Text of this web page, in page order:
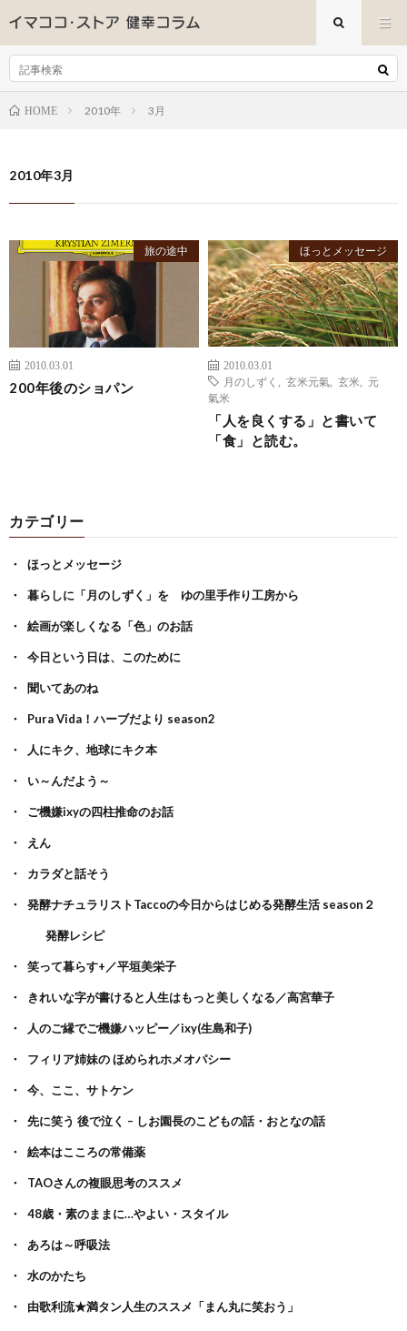
HOME 2010年 3月
2010年3月
旅の途中
2010.03.01
200年後のショパン
ほっとメッセージ
2010.03.01
月のしずく
玄米元氣 玄米
元
氣米
「人を良くする」と書いて
「食」と読む。
カテゴリー
ほっとメッセージ
暮らしに「月のしずく」を ゆの里手作り工房から
絵画が楽しくなる「色」のお話
今日という日は、このために
聞いてあのね
Pura Vida！ハーブだより season2
人にキク、地球にキク本
い～んだよう～
ご機嫌ixyの四柱推命のお話
えん
カラダと話そう
発酵ナチュラリストTaccoの今日からはじめる発酵生活 season２
発酵レシピ
笑って暮らす+／平垣美栄子
きれいな字が書けると人生はもっと美しくなる／高宮華子
人のご縁でご機嫌ハッピー／ixy(生島和子)
フィリア姉妹の ほめられホメオパシー
今、ここ、サトケン
先に笑う 後で泣く – しお園長のこどもの話・おとなの話
絵本はこころの常備薬
TAOさんの複眼思考のススメ
48歳・素のままに…やよい・スタイル
あろは～呼吸法
水のかたち
由歌利流★満タン人生のススメ「まん丸に笑おう」